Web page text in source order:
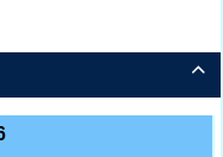

2 titres et de
épreuves.
en
Nord) mais avec